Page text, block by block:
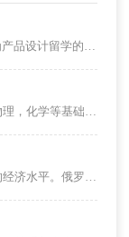
从俄罗斯莫斯科大学的传统底蕴来看，数学，物理，化学等基础科学和文学都是学校的王牌专业。那么俄罗斯莫斯科大学还有那些特色专业呢？
俄罗斯位于亚洲大陆，和中国相邻，有着发达的经济水平。俄罗斯留学有哪些好的专业？